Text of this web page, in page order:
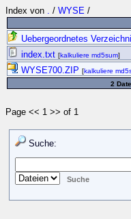
Index von . / WYSE /
Uebergeordnetes
index.txt [kalkuliere md5sum]
WYSE700.ZIP [kalkuliere
2
Page << 1 >> of 1
Suche: